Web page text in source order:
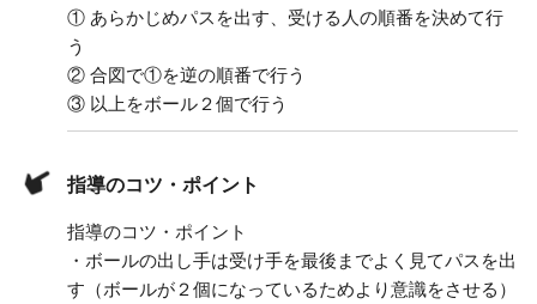
① あらかじめパスを出す、受ける人の順番を決めて行
う
② 合図で①を逆の順番で行う
③ 以上をボール２個で行う
指導のコツ・ポイント
指導のコツ・ポイント
・ボールの出し手は受け手を最後までよく見てパスを出
す（ボールが２個になっているためより意識をさせる）